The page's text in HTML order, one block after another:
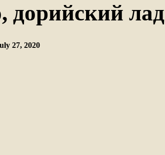
дорийский лад
27, 2020